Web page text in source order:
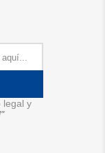
legal y